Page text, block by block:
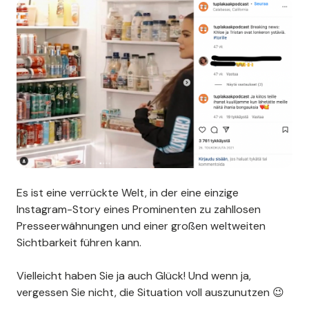
Es ist eine verrückte Welt, in der eine einzige
Instagram-Story eines Prominenten zu zahllosen
Presseerwähnungen und einer großen weltweiten
Sichtbarkeit führen kann.
Vielleicht haben Sie ja auch Glück! Und wenn ja,
vergessen Sie nicht, die Situation voll auszunutzen 😉